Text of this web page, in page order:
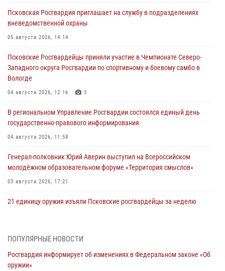
Псковская Росгвардия приглашает на службу в подразделениях
вневедомственной охраны
05 августа 2026, 14:14
Псковские Росгвардейцы приняли участие в Чемпионате Северо-
Западного округа Росгвардии по спортивному и боевому самбо в
Вологде
04 августа 2026, 12:16 3
В региональном Управление Росгвардии состоялся единый день
государственно-правового информирования
04 августа 2026, 11:58
Генерал-полковник Юрий Аверин выступил на Всероссийском
молодёжном образовательном форуме «Территория смыслов»
03 августа 2026, 17:21
21 единицу оружия изъяли Псковские росгвардейцы за неделю
Росгвардейцы принимают участие в обеспечении общественной
02 августа 2026, 13:28
ПОПУЛЯРНЫЕ НОВОСТИ
Росгвардия информирует об изменениях в Федеральном законе «Об
оружии»